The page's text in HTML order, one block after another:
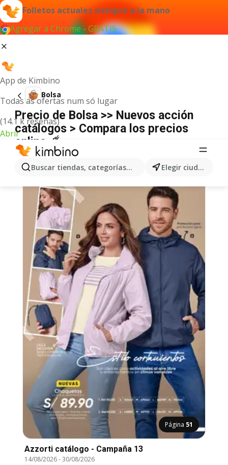
Folletos actuales siempre a la mano
Agregar a Chrome - GRATIS
App de Kimbino
Todas as ofertas num só lugar
(14.1 k reseñas)
Abrir
Buscar tiendas, categorías, productos... Elegir ciudad
Bolsa
Precio de Bolsa >> Nuevos acción
catálogos > Compara los precios
online ☄️
Página 51
Azzorti catálogo - Campaña 13
14/08/2026-30/08/2026